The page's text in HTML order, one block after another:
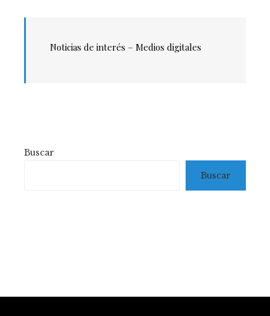
Noticias de interés – Medios digitales
Buscar
Buscar